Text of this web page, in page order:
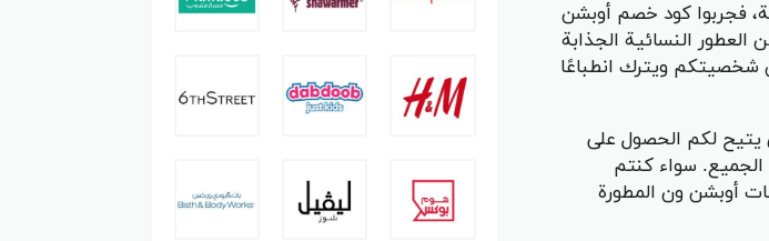
فجربوا كود خصم أوبشن
النسائية الجذابة
شخصيتكم ويترك انطباعًا
يتيح لكم الحصول على
سواء كنتم
أوبشن ون المطورة